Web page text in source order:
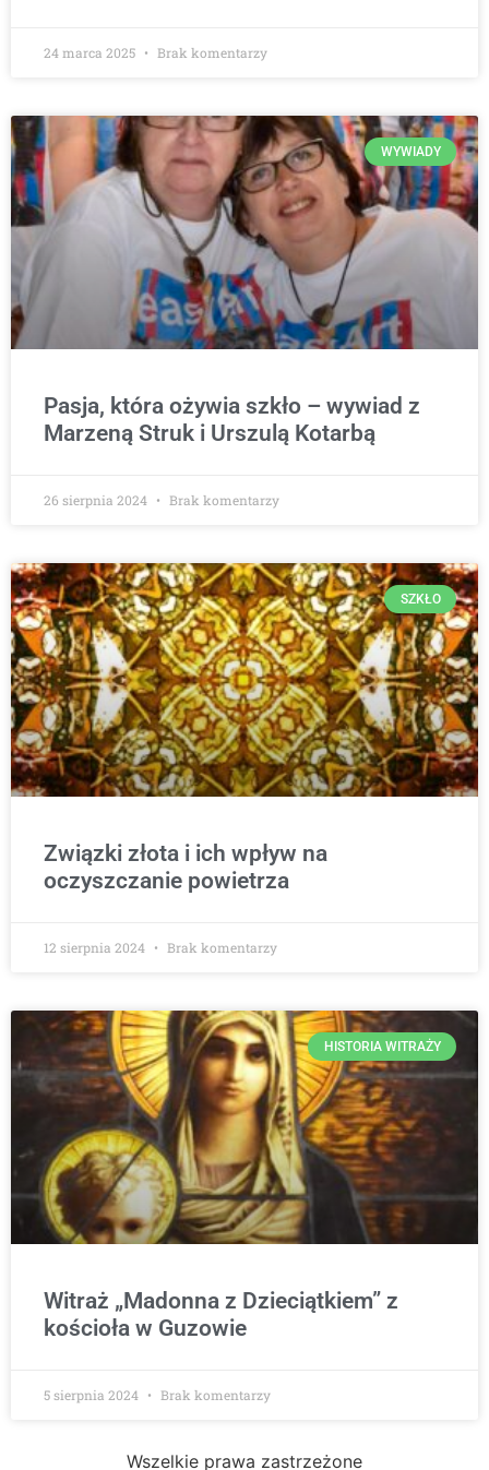
24 marca 2025 Brak komentarzy
WYWIADY
Pasja, która ożywia szkło – wywiad z
Marzeną Struk i Urszulą Kotarbą
26 sierpnia 2024 Brak komentarzy
SZKŁO
Związki złota i ich wpływ na
oczyszczanie powietrza
12 sierpnia 2024 Brak komentarzy
HISTORIA WITRAŻY
Witraż „Madonna z Dzieciątkiem” z
kościoła w Guzowie
5 sierpnia 2024 Brak komentarzy
Wszelkie prawa zastrzeżone